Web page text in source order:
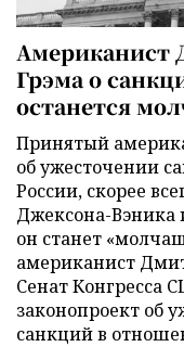
Американист
Грэма о
останется
Принятый
об ужесточении
России, скорее
Джексона-Вэника
он станет
американист
Сенат Конгресса
законопроект об
санкций в